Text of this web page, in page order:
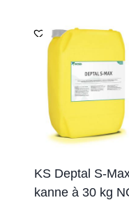
KS Deptal S-
kanne à 30 kg